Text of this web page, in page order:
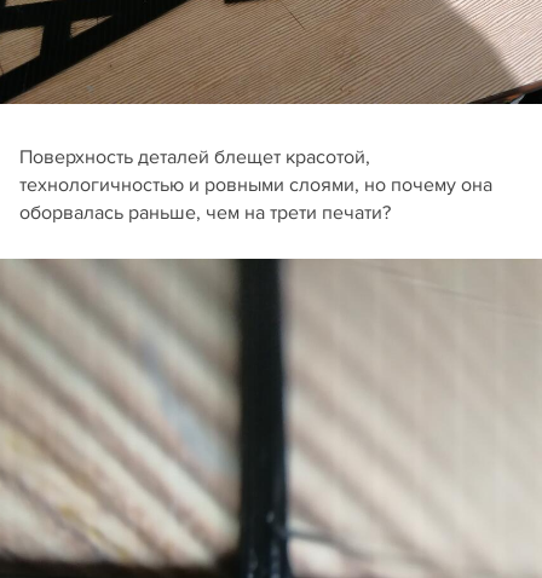
Поверхность деталей блещет красотой,
технологичностью и ровными слоями, но почему она
оборвалась раньше, чем на трети печати?